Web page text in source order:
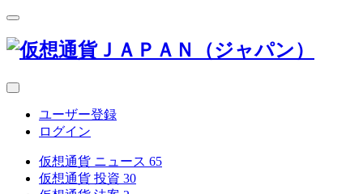
ユーザー登録
ログイン
仮想通貨 ニュース 65
仮想通貨 投資 30